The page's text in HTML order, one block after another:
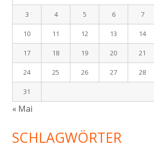
3 4 5 6 7
10 11 12 13 14
17 18 19 20 21
24 25 26 27 28
31
« Mai
SCHLAGWÖRTER